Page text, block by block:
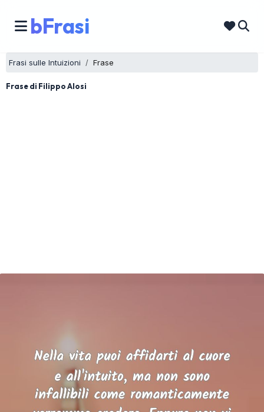
bFrasi
Frasi sulle Intuizioni Frase
Frase di Filippo Alosi